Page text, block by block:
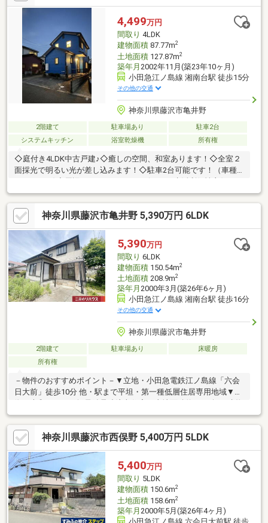
4,499万円
間取り 4LDK
建物面積87.77m2
土地面積127.87m2
築年月 2002年11月(築23年10ヶ月)
小田急江ノ島線 湘南台駅 徒歩15分
その他の交通
神奈川県藤沢市亀井野
2階建て 駐車場あり
駐車2台
システムキッチン
浴室乾燥機 所有権
◇庭付き4LDK中古戸建♪◇癒しの空間、和室あります！◇全室２
面採光で明るい光が差し込みます！◇駐車2台可能です！（車種
す！！
神奈川県藤沢市亀井野 5,390万円 6LDK
5,390万円
間取り 6LDK
建物面積150.54m2
土地面積208.9m2
築年月 2000年3月(築26年6ヶ月)
小田急江ノ島線 湘南台駅 徒歩16分
その他の交通
神奈川県藤沢市亀井野
2階建て 駐車場あり
床暖房
所有権
－物件のおすすめポイント－▼立地・小田急電鉄江ノ島線「六会
日大前」徒歩10分 他・駅まで平坦・第一種低層住居専用地域▼特
面積約45.53坪・1階3LDK、2階3DKの間取り・1階は浴室、2階は
シャワー室有・南東側和室2室は、続き間として利用可能・南西向
きバルコニーにつき陽当り良好・地下車庫有(車種による)・浴室
給水は井戸水を利用(※上水道ではありません)▼設備・食洗機・床
暖房(LD)■ ご希望の住まい探しをお手伝いします
━━━━━・・・物件の詳細・ご相談はお気軽にお問い合わせく
ださい。
神奈川県藤沢市西俣野 5,400万円 5LDK
5,400万円
間取り 5LDK
建物面積150.6m2
土地面積158.6m2
築年月 2000年5月(築26年4ヶ月)